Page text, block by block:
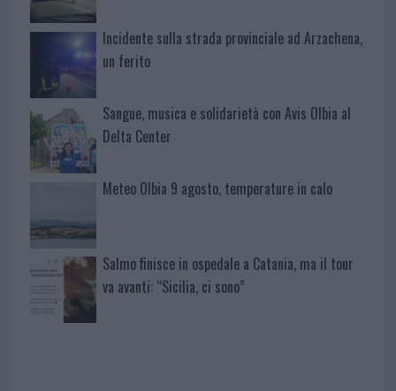
Incidente sulla strada provinciale ad Arzachena,
un ferito
Sangue, musica e solidarietà con Avis Olbia al
Delta Center
Meteo Olbia 9 agosto, temperature in calo
Salmo finisce in ospedale a Catania, ma il tour
va avanti: “Sicilia, ci sono”